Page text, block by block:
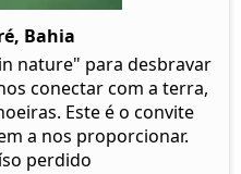
Bahia
nature" para desbravar
conectar com a terra,
Este é o convite
a nos proporcionar.
perdido